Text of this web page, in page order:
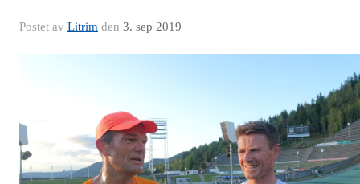
Postet av Litrim den 3. sep 2019